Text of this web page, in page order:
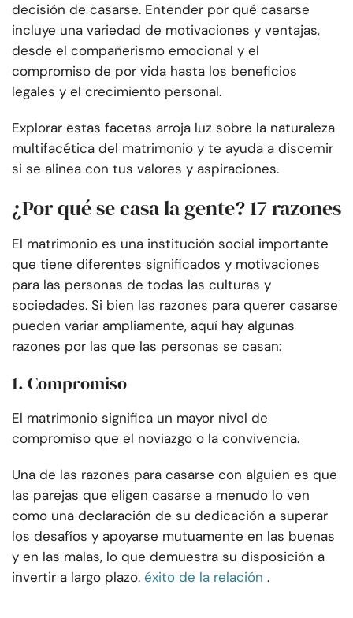
decisión de casarse. Entender por qué casarse
incluye una variedad de motivaciones y ventajas,
desde el compañerismo emocional y el
compromiso de por vida hasta los beneficios
legales y el crecimiento personal.
Explorar estas facetas arroja luz sobre la naturaleza
multifacética del matrimonio y te ayuda a discernir
si se alinea con tus valores y aspiraciones.
¿Por qué se casa la gente? 17 razones
El matrimonio es una institución social importante
que tiene diferentes significados y motivaciones
para las personas de todas las culturas y
sociedades. Si bien las razones para querer casarse
pueden variar ampliamente, aquí hay algunas
razones por las que las personas se casan:
1. Compromiso
El matrimonio significa un mayor nivel de
compromiso que el noviazgo o la convivencia.
Una de las razones para casarse con alguien es que
las parejas que eligen casarse a menudo lo ven
como una declaración de su dedicación a superar
los desafíos y apoyarse mutuamente en las buenas
y en las malas, lo que demuestra su disposición a
invertir a largo plazo. éxito de la relación .